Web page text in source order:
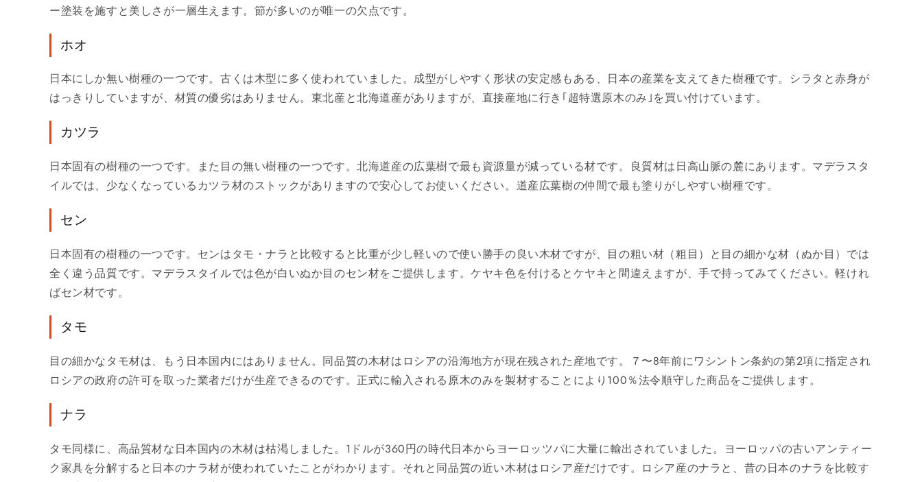
ー塗装を施すと美しさが一層生えます。節が多いのが唯一の欠点です。
ホオ
日本にしか無い樹種の一つです。古くは木型に多く使われていました。成型がしやすく形状の安定感もある、日本の産業を支えてきた樹種です。シラタと赤身が
はっきりしていますが、材質の優劣はありません。東北産と北海道産がありますが、直接産地に行き｢超特選原木のみ｣を買い付けています。
カツラ
日本固有の樹種の一つです。また目の無い樹種の一つです。北海道産の広葉樹で最も資源量が減っている材です。良質材は日高山脈の麓にあります。マデラスタ
イルでは、少なくなっているカツラ材のストックがありますので安心してお使いください。道産広葉樹の仲間で最も塗りがしやすい樹種です。
セン
日本固有の樹種の一つです。センはタモ・ナラと比較すると比重が少し軽いので使い勝手の良い木材ですが、目の粗い材（粗目）と目の細かな材（ぬか目）では
全く違う品質です。マデラスタイルでは色が白いぬか目のセン材をご提供します。ケヤキ色を付けるとケヤキと間違えますが、手で持ってみてください。軽けれ
ばセン材です。
タモ
目の細かなタモ材は、もう日本国内にはありません。同品質の木材はロシアの沿海地方が現在残された産地です。７〜8年前にワシントン条約の第2項に指定され
ロシアの政府の許可を取った業者だけが生産できるのです。正式に輸入される原木のみを製材することにより100％法令順守した商品をご提供します。
ナラ
タモ同様に、高品質材な日本国内の木材は枯渇しました。1ドルが360円の時代日本からヨーロッツパに大量に輸出されていました。ヨーロッパの古いアンティー
ク家具を分解すると日本のナラ材が使われていたことがわかります。それと同品質の近い木材はロシア産だけです。ロシア産のナラと、昔の日本のナラを比較す